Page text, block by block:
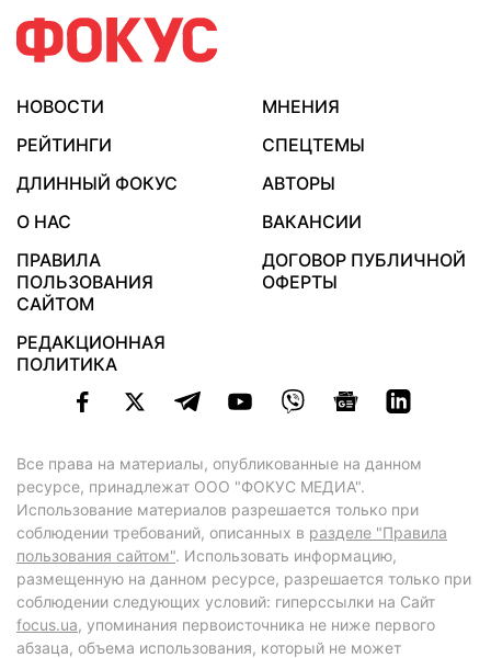
НОВОСТИ
МНЕНИЯ
РЕЙТИНГИ
СПЕЦТЕМЫ
ДЛИННЫЙ ФОКУС
АВТОРЫ
О НАС
ВАКАНСИИ
ПРАВИЛА
ПОЛЬЗОВАНИЯ
САЙТОМ
ДОГОВОР ПУБЛИЧНОЙ
ОФЕРТЫ
РЕДАКЦИОННАЯ
ПОЛИТИКА
Все права на материалы, опубликованные на данном
ресурсе, принадлежат ООО "ФОКУС МЕДИА".
Использование материалов разрешается только при
соблюдении требований, описанных в разделе "Правила
пользования сайтом". Использовать информацию,
размещенную на данном ресурсе, разрешается только при
соблюдении следующих условий: гиперссылки на Сайт
focus.ua, упоминания первоисточника не ниже первого
абзаца, объема использования, который не может